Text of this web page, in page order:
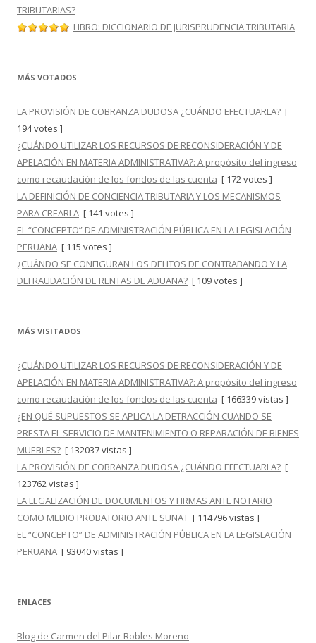
TRIBUTARIAS?
LIBRO: DICCIONARIO DE JURISPRUDENCIA TRIBUTARIA
MÁS VOTADOS
LA PROVISIÓN DE COBRANZA DUDOSA ¿CUÁNDO EFECTUARLA? [
194 votes ]
¿CUÁNDO UTILIZAR LOS RECURSOS DE RECONSIDERACIÓN Y DE
APELACIÓN EN MATERIA ADMINISTRATIVA?: A propósito del ingreso
como recaudación de los fondos de las cuenta [ 172 votes ]
LA DEFINICIÓN DE CONCIENCIA TRIBUTARIA Y LOS MECANISMOS
PARA CREARLA [ 141 votes ]
EL “CONCEPTO” DE ADMINISTRACIÓN PÚBLICA EN LA LEGISLACIÓN
PERUANA [ 115 votes ]
¿CUÁNDO SE CONFIGURAN LOS DELITOS DE CONTRABANDO Y LA
DEFRAUDACIÓN DE RENTAS DE ADUANA? [ 109 votes ]
MÁS VISITADOS
¿CUÁNDO UTILIZAR LOS RECURSOS DE RECONSIDERACIÓN Y DE
APELACIÓN EN MATERIA ADMINISTRATIVA?: A propósito del ingreso
como recaudación de los fondos de las cuenta [ 166339 vistas ]
¿EN QUÉ SUPUESTOS SE APLICA LA DETRACCIÓN CUANDO SE
PRESTA EL SERVICIO DE MANTENIMIENTO O REPARACIÓN DE BIENES
MUEBLES? [ 132037 vistas ]
LA PROVISIÓN DE COBRANZA DUDOSA ¿CUÁNDO EFECTUARLA? [
123762 vistas ]
LA LEGALIZACIÓN DE DOCUMENTOS Y FIRMAS ANTE NOTARIO
COMO MEDIO PROBATORIO ANTE SUNAT [ 114796 vistas ]
EL “CONCEPTO” DE ADMINISTRACIÓN PÚBLICA EN LA LEGISLACIÓN
PERUANA [ 93040 vistas ]
ENLACES
Blog de Carmen del Pilar Robles Moreno